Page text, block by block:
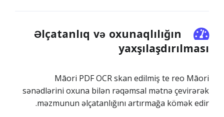
Əlçatanlıq və oxunaqlılığın
yaxşılaşdırılması
Māori PDF OCR skan edilmiş te reo Māori
sənədlərini oxuna bilən rəqəmsal mətnə çevirərək
məzmunun əlçatanlığını artırmağa kömək edir.